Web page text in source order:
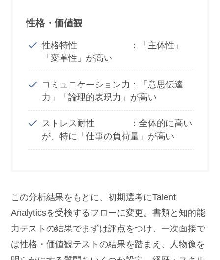
性格・価値観
性格特性 ：「主体性」
「変革性」が高い
コミュニケーション力：「意思伝達
力」「論理的表現力」が高い
ストレス耐性 ：全体的に高い
が、特に「仕事の負荷量」が高い
この分析結果をもとに、初期選考にTalent
Analyticsを受検するフローに変更。書類と知的能
力テストの結果でまずは評点をつけ、一次面接で
は性格・価値観テストの結果を踏まえ、人物像を